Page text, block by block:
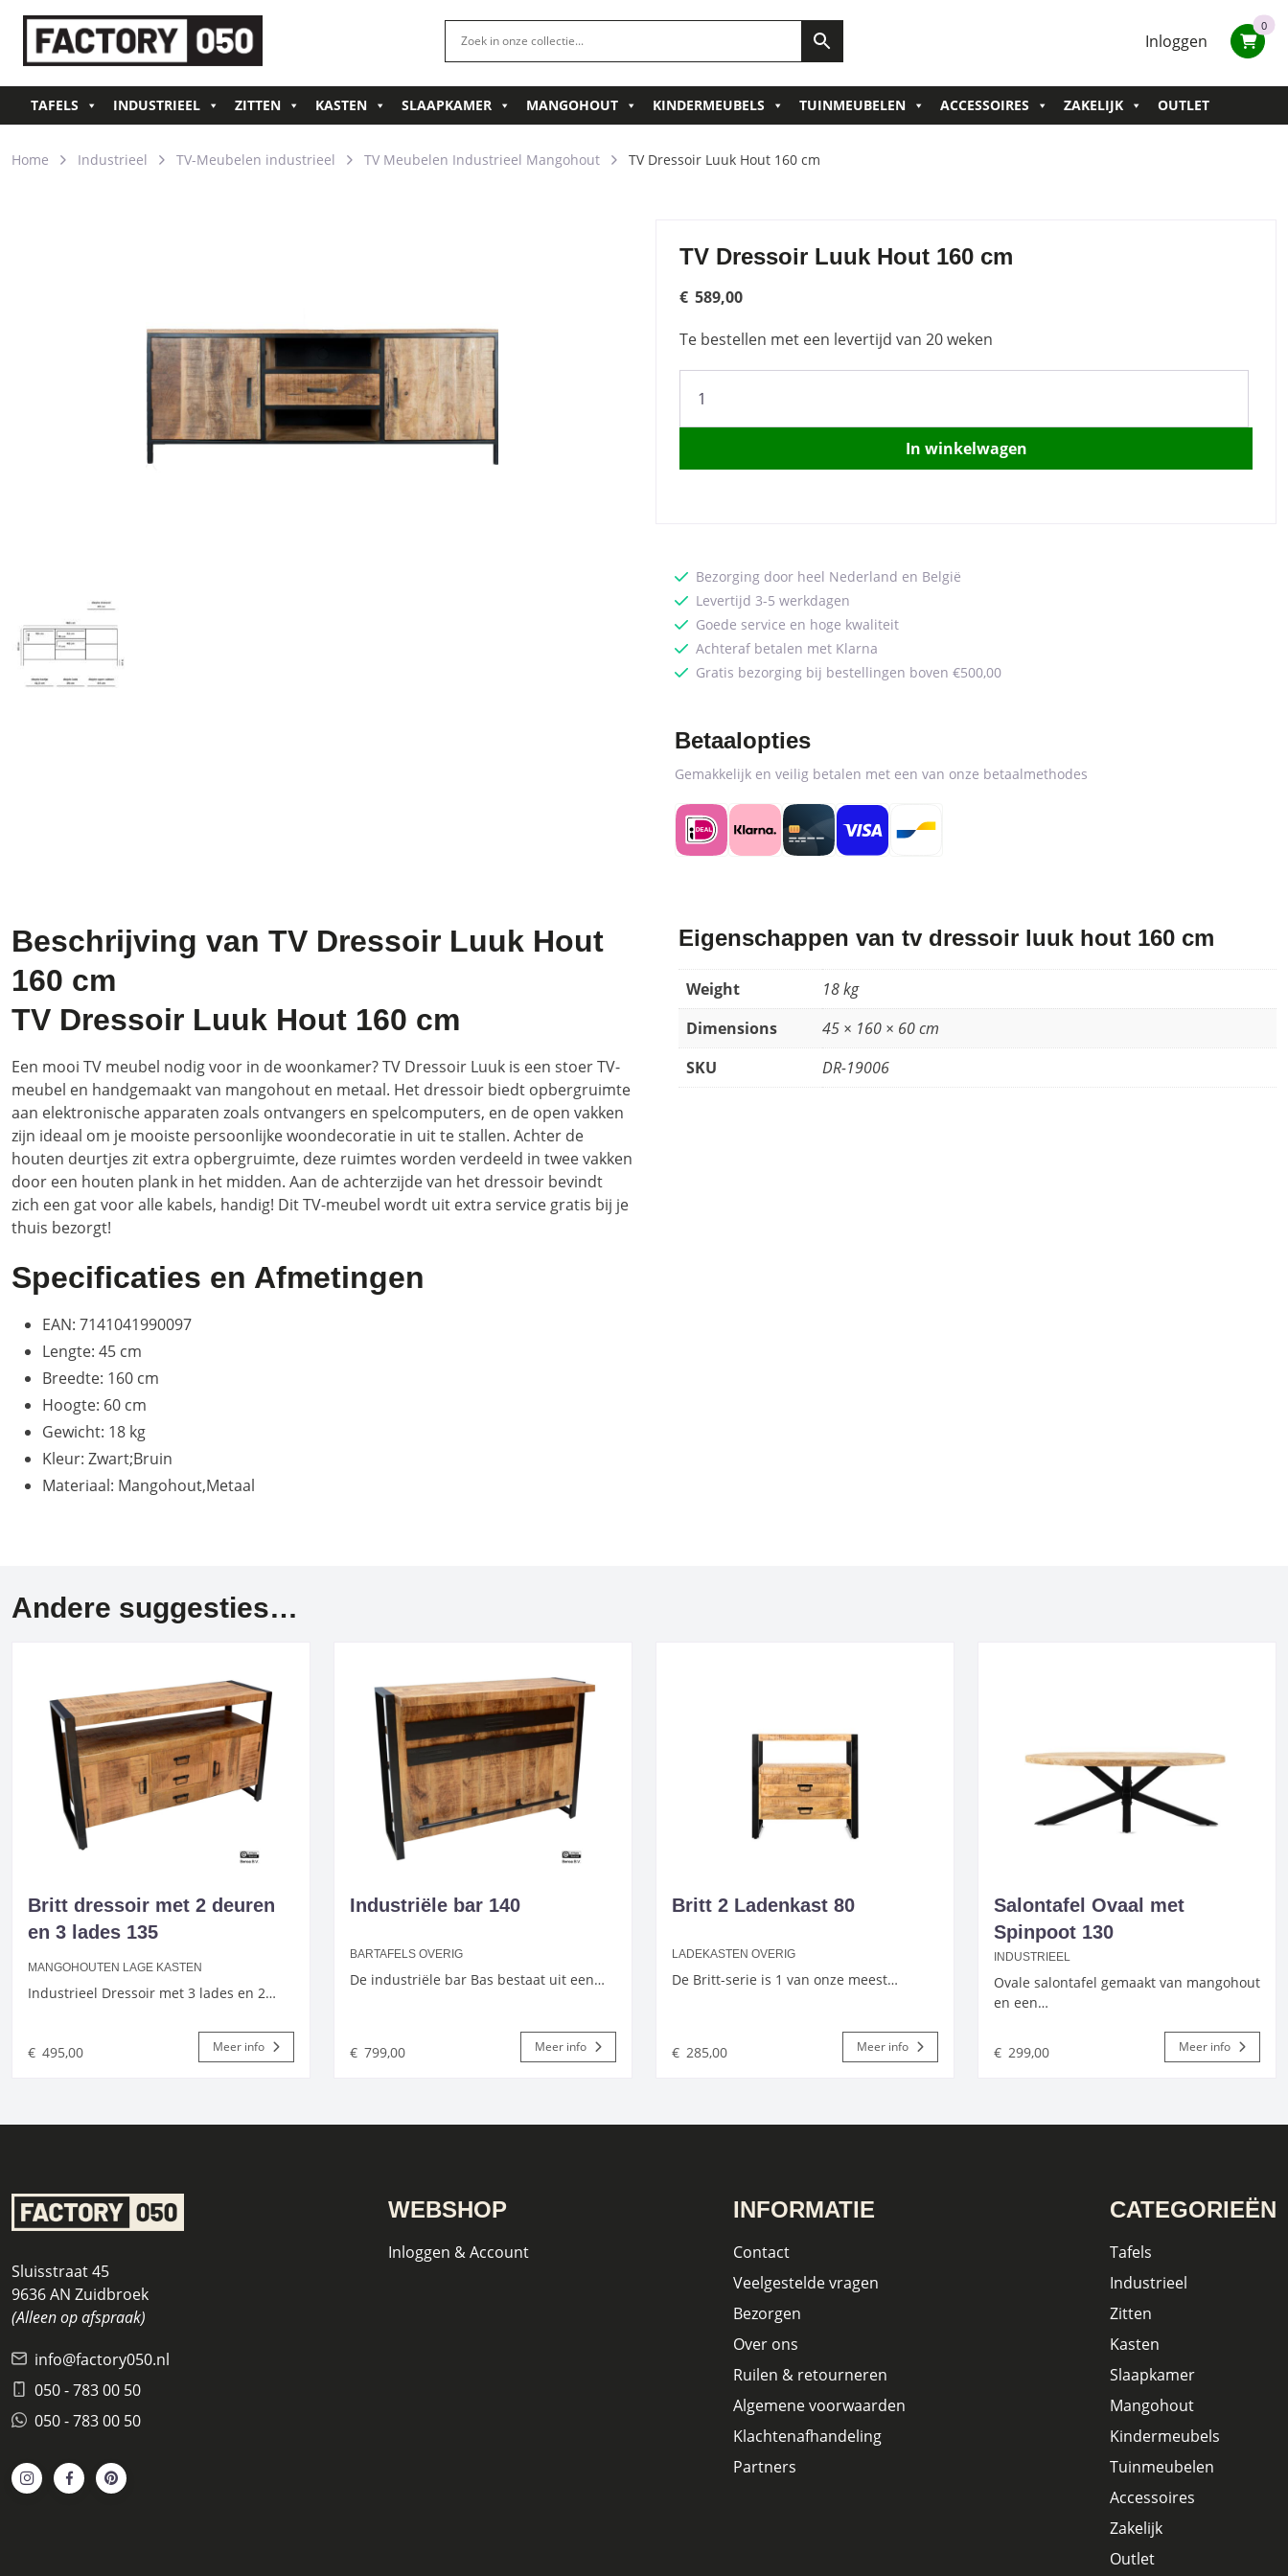
Inloggen
0
TAFELS INDUSTRIEEL ZITTEN KASTEN SLAAPKAMER MANGOHOUT KINDERMEUBELS TUINMEUBELEN ACCESSOIRES ZAKELIJK OUTLET
Home Industrieel TV-Meubelen industrieel TV Meubelen Industrieel Mangohout TV Dressoir Luuk Hout 160 cm
TV Dressoir Luuk Hout 160 cm
€ 589,00
Te bestellen met een levertijd van 20 weken
Dressoir
Luuk
160
In winkelwagen
Bezorging door heel Nederland en België
Levertijd 3-5 werkdagen
Goede service en hoge kwaliteit
Achteraf betalen met Klarna
Gratis bezorging bij bestellingen boven €500,00
Betaalopties
Gemakkelijk en veilig betalen met een van onze betaalmethodes
Beschrijving van TV Dressoir Luuk Hout
160 cm
TV Dressoir Luuk Hout 160 cm
Een mooi TV meubel nodig voor in de woonkamer? TV Dressoir Luuk is een stoer TV-
meubel en handgemaakt van mangohout en metaal. Het dressoir biedt opbergruimte
aan elektronische apparaten zoals ontvangers en spelcomputers, en de open vakken
zijn ideaal om je mooiste persoonlijke woondecoratie in uit te stallen. Achter de
houten deurtjes zit extra opbergruimte, deze ruimtes worden verdeeld in twee vakken
door een houten plank in het midden. Aan de achterzijde van het dressoir bevindt
zich een gat voor alle kabels, handig! Dit TV-meubel wordt uit extra service gratis bij je
thuis bezorgt!
Specificaties en Afmetingen
EAN: 7141041990097
Lengte: 45 cm
Breedte: 160 cm
Hoogte: 60 cm
Gewicht: 18 kg
Kleur: Zwart;Bruin
Materiaal: Mangohout,Metaal
Eigenschappen van tv dressoir luuk hout 160 cm
Weight
18 kg
Dimensions
45 × 160 × 60 cm
SKU
DR-19006
Andere suggesties…
Britt dressoir met 2 deuren
en 3 lades 135
MANGOHOUTEN LAGE KASTEN
Industrieel Dressoir met 3 lades en 2…
€ 495,00 Meer info
Industriële bar 140
BARTAFELS OVERIG
De industriële bar Bas bestaat uit een…
€ 799,00 Meer info
Britt 2 Ladenkast 80
LADEKASTEN OVERIG
De Britt-serie is 1 van onze meest…
€ 285,00 Meer info
Salontafel Ovaal met
Spinpoot 130
INDUSTRIEEL
Ovale salontafel gemaakt van mangohout
en een…
€ 299,00 Meer info
Sluisstraat 45
9636 AN Zuidbroek
(Alleen op afspraak)
info@factory050.nl
050 - 783 00 50
050 - 783 00 50
WEBSHOP
Inloggen & Account
INFORMATIE
Contact
Veelgestelde vragen
Bezorgen
Over ons
Ruilen & retourneren
Algemene voorwaarden
Klachtenafhandeling
Partners
CATEGORIEËN
Tafels
Industrieel
Zitten
Kasten
Slaapkamer
Mangohout
Kindermeubels
Tuinmeubelen
Accessoires
Zakelijk
Outlet